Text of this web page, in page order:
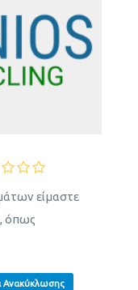
είμαστε
όπως
Ανακύκλωσης